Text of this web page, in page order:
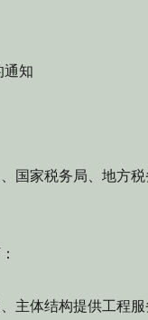
通知
国家税务局、地方
主体结构提供工程